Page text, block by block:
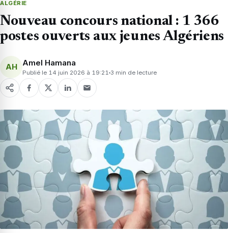
ALGÉRIE
Nouveau concours national : 1 366
postes ouverts aux jeunes Algériens
AH Amel Hamana
Publié le 14 juin 2026 à 19:21 3 min de lecture